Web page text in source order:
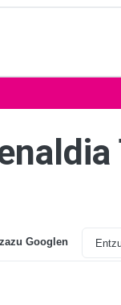
Googlen